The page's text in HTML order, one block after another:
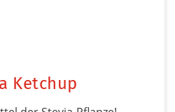
Ketchup